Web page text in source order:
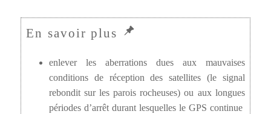
enlever les aberrations dues aux mauvaises
conditions de réception des satellites (le signal
rebondit sur les parois rocheuses) ou aux longues
périodes d’arrêt durant lesquelles le GPS continue